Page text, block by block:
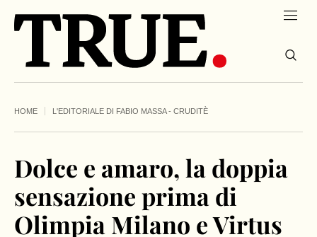
HOME L'EDITORIALE DI FABIO MASSA - CRUDITÈ
Dolce e amaro, la doppia
sensazione prima di
Olimpia Milano e Virtus